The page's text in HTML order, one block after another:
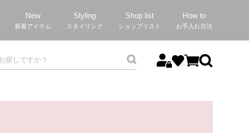
New
新着アイテム
Styling
スタイリング
Shop list
ショップリスト
How to
お手入れ方法